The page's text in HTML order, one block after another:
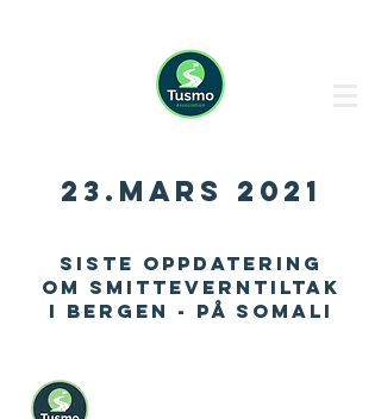
23.mars 2021
Siste oppdatering
om smitteverntiltak
i Bergen - på Somali